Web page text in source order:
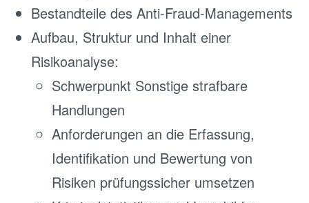
Bestandteile des Anti-Fraud-Managements
Aufbau, Struktur und Inhalt einer
Risikoanalyse:
Schwerpunkt Sonstige strafbare
Handlungen
Anforderungen an die Erfassung,
Identifikation und Bewertung von
Risiken prüfungssicher umsetzen